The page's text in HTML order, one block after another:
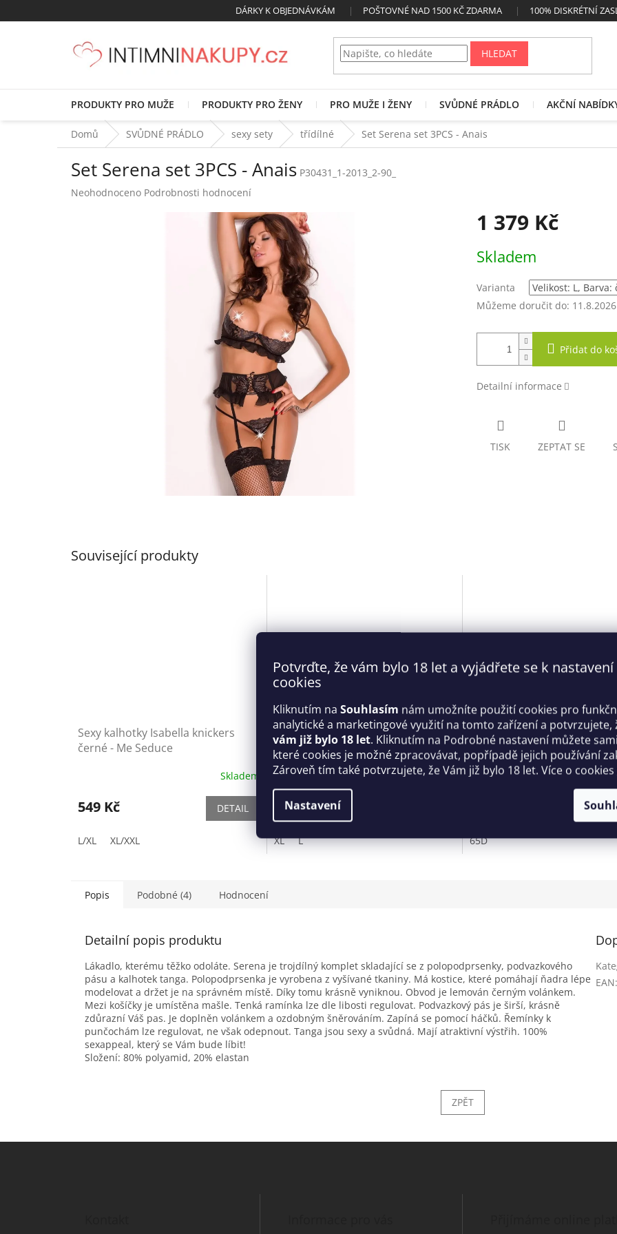
Potvrďte, že vám bylo 18 let a vyjádřete se k nastavení
cookies
Kliknutím na Souhlasím nám umožníte použití cookies pro
analytické a marketingové využití na tomto zařízení a potvrzujete,
vám již bylo 18 let. Kliknutím na Podrobné nastavení můžete
které cookies je možné zpracovávat, popřípadě jejich používání
Zároveň tím také potvrzujete, že Vám již bylo 18 let. Více o cookies
Nastavení
na
DÁRKY K OBJEDNÁVKÁM POŠTOVNÉ NAD 1500 KČ ZDARMA 100% DISKRÉTNÍ
HLEDAT
PRODUKTY PRO MUŽE PRODUKTY PRO ŽENY PRO MUŽE I ŽENY SVŮDNÉ PRÁDLO AKČNÍ
Domů SVŮDNÉ PRÁDLO sexy sety třídílné Set Serena set 3PCS - Anais
Set Serena set 3PCS - Anais P30431_1-2013_2-90_
Průměrné
Neohodnoceno Podrobnosti hodnocení
1 379 Kč
cena:
Skladem
Varianta
Můžeme doručit do: 11.8.2026
Přidat do
Detailní informace
TISK ZEPTAT SE
Související produkty
Sexy kalhotky Isabella knickers
černé - Me Seduce
Skladem
549 Kč DETAIL
L/XL XL/XXL
Body Alexandra - Anais
Skladem
599 Kč
XL L
Axami podprsenka V-6341
65D
Popis Podobné (4) Hodnocení
Detailní popis produktu
Lákadlo, kterému těžko odoláte. Serena je trojdílný komplet skladající se z polopodprsenky, podvazkového
pásu a kalhotek tanga. Polopodprsenka je vyrobena z vyšívané tkaniny. Má kostice, které pomáhají ňadra lépe
modelovat a držet je na správném místě. Díky tomu krásně vyniknou. Obvod je lemován černým volánkem.
Mezi košíčky je umístěna mašle. Tenká ramínka lze dle libosti regulovat. Podvazkový pás je širší, krásně
zdůrazní Váš pas. Je doplněn volánkem a ozdobným šněrováním. Zapíná se pomocí háčků. Řemínky k
punčochám lze regulovat, ne však odepnout. Tanga jsou sexy a svůdná. Mají atraktivní výstřih. 100%
sexappeal, který se Vám bude líbit!
Složení: 80% polyamid, 20% elastan
EAN:
ZPĚT
Z